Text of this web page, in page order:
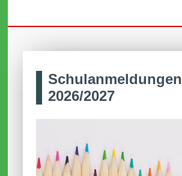
Schul­anmel­dungen
2026/2027